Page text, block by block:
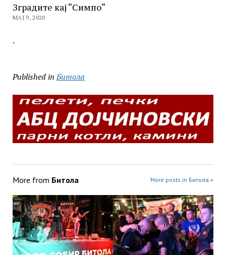
Зградите кај “Симпо“
МАЈ 9, 2020
.
Published in Битола
More from Битола More posts in Битола »